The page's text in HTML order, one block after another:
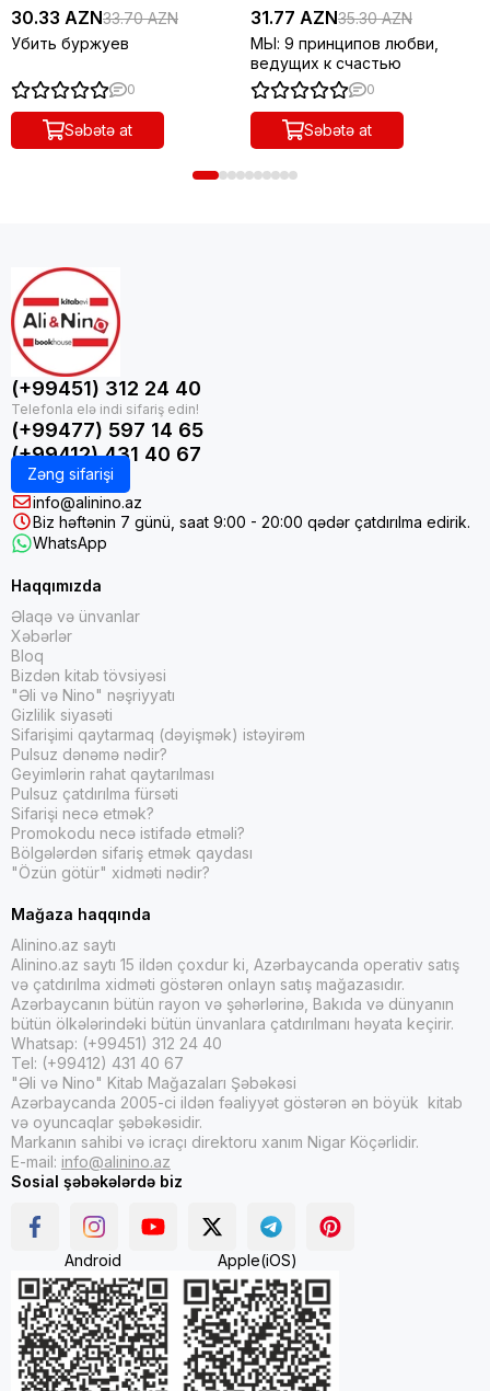
30.33 AZN33.70 AZN
Убить буржуев
0
Səbətə at
31.77 AZN35.30 AZN
МЫ: 9 принципов любви,
ведущих к счастью
0
Səbətə at
(+99451) 312 24 40
(+99477) 597 14 65
(+99412) 431 40 67
Zəng sifarişi
info@alinino.az
Biz həftənin 7 günü, saat 9:00 - 20:00 qədər çatdırılma edirik.
WhatsApp
Haqqımızda
Əlaqə və ünvanlar
Xəbərlər
Bloq
Bizdən kitab tövsiyəsi
"Əli və Nino" nəşriyyatı
Gizlilik siyasəti
Sifarişimi qaytarmaq (dəyişmək) istəyirəm
Pulsuz dənəmə nədir?
Geyimlərin rahat qaytarılması
Pulsuz çatdırılma fürsəti
Sifarişi necə etmək?
Promokodu necə istifadə etməli?
Bölgələrdən sifariş etmək qaydası
"Özün götür" xidməti nədir?
Mağaza haqqında
Alinino.az saytı
Alinino.az saytı 15 ildən çoxdur ki, Azərbaycanda operativ satış
və çatdırılma xidməti göstərən onlayn satış mağazasıdır.
Azərbaycanın bütün rayon və şəhərlərinə, Bakıda və dünyanın
bütün ölkələrindəki bütün ünvanlara çatdırılmanı həyata keçirir.
Whatsap: (+99451) 312 24 40
Tel: (+99412) 431 40 67
"Əli və Nino" Kitab Mağazaları Şəbəkəsi
Azərbaycanda 2005-ci ildən fəaliyyət göstərən ən böyük kitab
və oyuncaqlar şəbəkəsidir.
Markanın sahibi və icraçı direktoru xanım Nigar Köçərlidir.
E-mail: info@alinino.az
Sosial şəbəkələrdə biz
Android Apple(iOS)